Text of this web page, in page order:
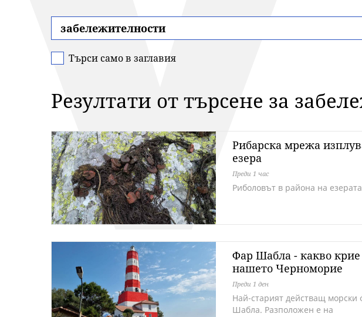
Търси само в заглавия
Резултати от търсене за
Рибарска мрежа
езера
Преди 1 час
Риболовът в района на
Фар Шабла - какво
нашето Черноморие
Преди 1 ден
Най-старият действащ
Шабла. Разположен е на